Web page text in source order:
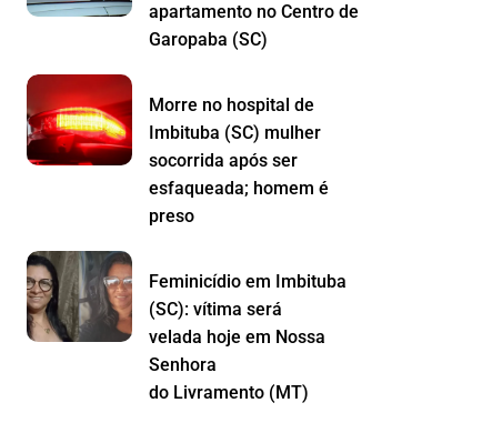
apartamento no Centro de
Garopaba (SC)
Morre no hospital de
Imbituba (SC) mulher
socorrida após ser
esfaqueada; homem é
preso
Feminicídio em Imbituba
(SC): vítima será
velada hoje em Nossa
Senhora
do Livramento (MT)